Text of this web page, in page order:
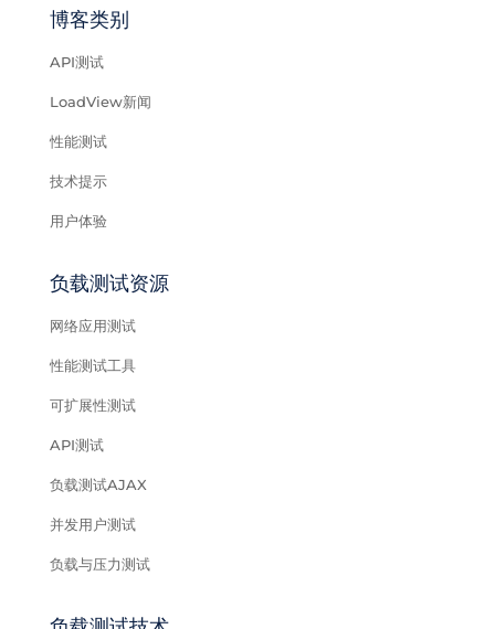
博客类别
API测试
LoadView新闻
性能测试
技术提示
用户体验
负载测试资源
网络应用测试
性能测试工具
可扩展性测试
API测试
负载测试AJAX
并发用户测试
负载与压力测试